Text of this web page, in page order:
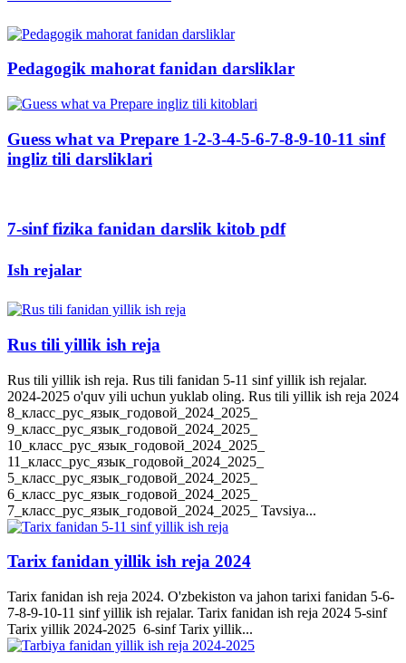
Pedagogik mahorat fanidan darsliklar
Guess what va Prepare 1-2-3-4-5-6-7-8-9-10-11 sinf
ingliz tili darsliklari
7-sinf fizika fanidan darslik kitob pdf
Ish rejalar
Rus tili yillik ish reja
Rus tili yillik ish reja. Rus tili fanidan 5-11 sinf yillik ish rejalar.
2024-2025 o'quv yili uchun yuklab oling. Rus tili yillik ish reja 2024
8_класс_рус_язык_годовой_2024_2025_
9_класс_рус_язык_годовой_2024_2025_
10_класс_рус_язык_годовой_2024_2025_
11_класс_рус_язык_годовой_2024_2025_
5_класс_рус_язык_годовой_2024_2025_
6_класс_рус_язык_годовой_2024_2025_
7_класс_рус_язык_годовой_2024_2025_ Tavsiya...
Tarix fanidan yillik ish reja 2024
Tarix fanidan ish reja 2024. O'zbekiston va jahon tarixi fanidan 5-6-
7-8-9-10-11 sinf yillik ish rejalar. Tarix fanidan ish reja 2024 5-sinf
Tarix yillik 2024-2025 6-sinf Tarix yillik...